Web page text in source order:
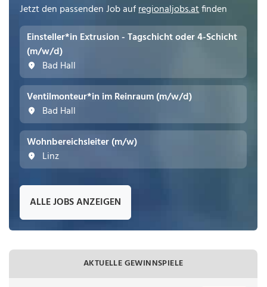
Jetzt den passenden Job aufregionaljobs.atfinden
Einsteller*in Extrusion - Tagschicht oder 4-Schicht
(m/w/d)
Bad Hall
Ventilmonteur*in im Reinraum (m/w/d)
Bad Hall
Wohnbereichsleiter (m/w)
Linz
ALLE JOBS ANZEIGEN
AKTUELLE GEWINNSPIELE